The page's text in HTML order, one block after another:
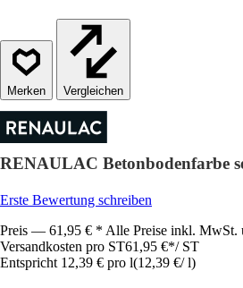
Vergleichen
RENAULAC Betonbodenfarbe
Erste Bewertung schreiben
Preis — 61,95 € * Alle Preise inkl. MwSt.
Versandkosten pro ST61,95 €*/ ST
Entspricht 12,39 € pro l(12,39 €/ l)